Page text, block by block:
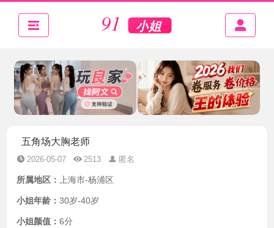
五角场大胸老师
2026-05-07 2513 匿名
所属地区： 上海市-杨浦区
小姐年龄： 30岁-40岁
小姐颜值： 6分